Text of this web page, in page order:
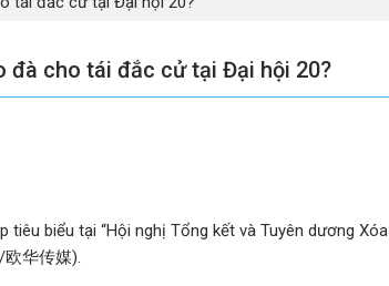
đà cho tái đắc cử tại Đại hội 20?
biểu tại “Hội nghị Tổng kết và Tuyên dương Xóa
华传媒).